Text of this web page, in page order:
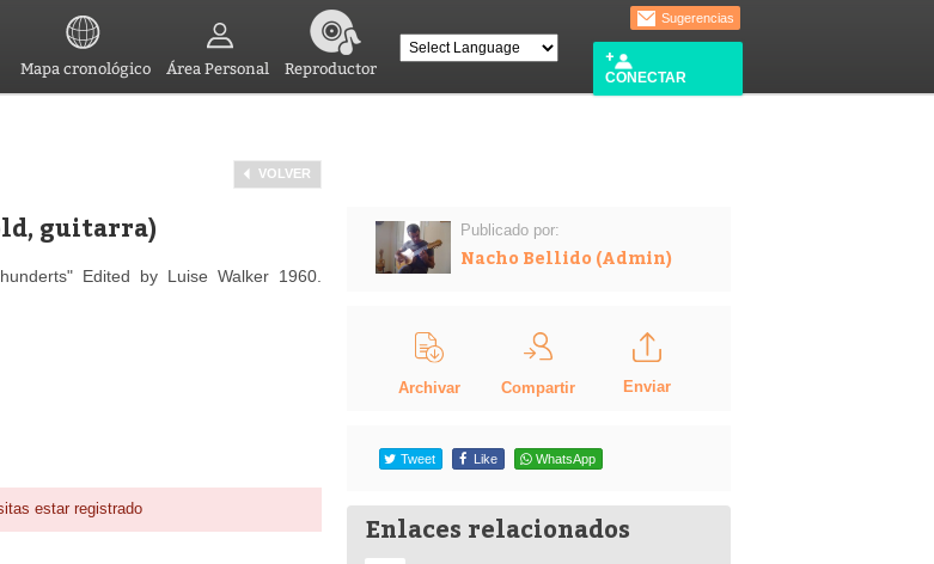
Mapa cronológico Área Personal Reproductor
Sugerencias
CONECTAR
VOLVER
guitarra)
Edited by Luise Walker 1960.
estar registrado
Publicado por:
Nacho Bellido (Admin)
Archivar Compartir Enviar
Tweet Like WhatsApp
Enlaces relacionados